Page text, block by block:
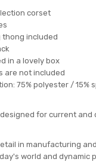
corset
thong included
in a lovely box
are not included
75% polyester / 15%
for current and
in manufacturing
world and dynamic